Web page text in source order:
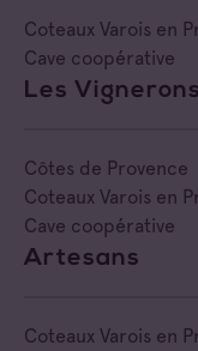
Coteaux Varois en
Cave coopérative
Les
Côtes de Provence
Coteaux Varois en
Cave coopérative
Artesans
Coteaux Varois en